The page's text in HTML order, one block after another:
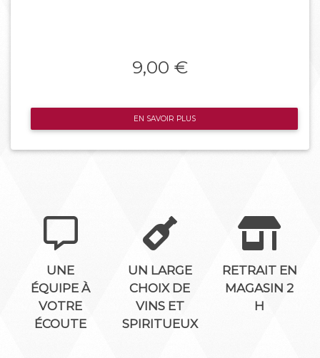
9,00 €
EN SAVOIR PLUS
UNE
ÉQUIPE À
VOTRE
ÉCOUTE
UN LARGE
CHOIX DE
VINS ET
SPIRITUEUX
RETRAIT EN
MAGASIN 2
H